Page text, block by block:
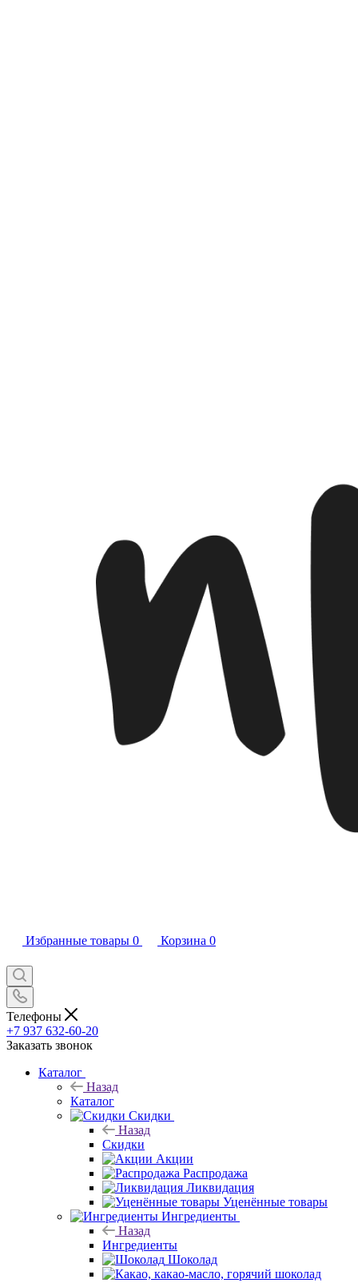
Избранные товары 0 Корзина 0
Телефоны
+7 937 632-60-20
Заказать звонок
Каталог
Назад
Каталог
Скидки
Назад
Скидки
Акции
Распродажа
Ликвидация
Уценённые товары
Ингредиенты
Назад
Ингредиенты
Шоколад